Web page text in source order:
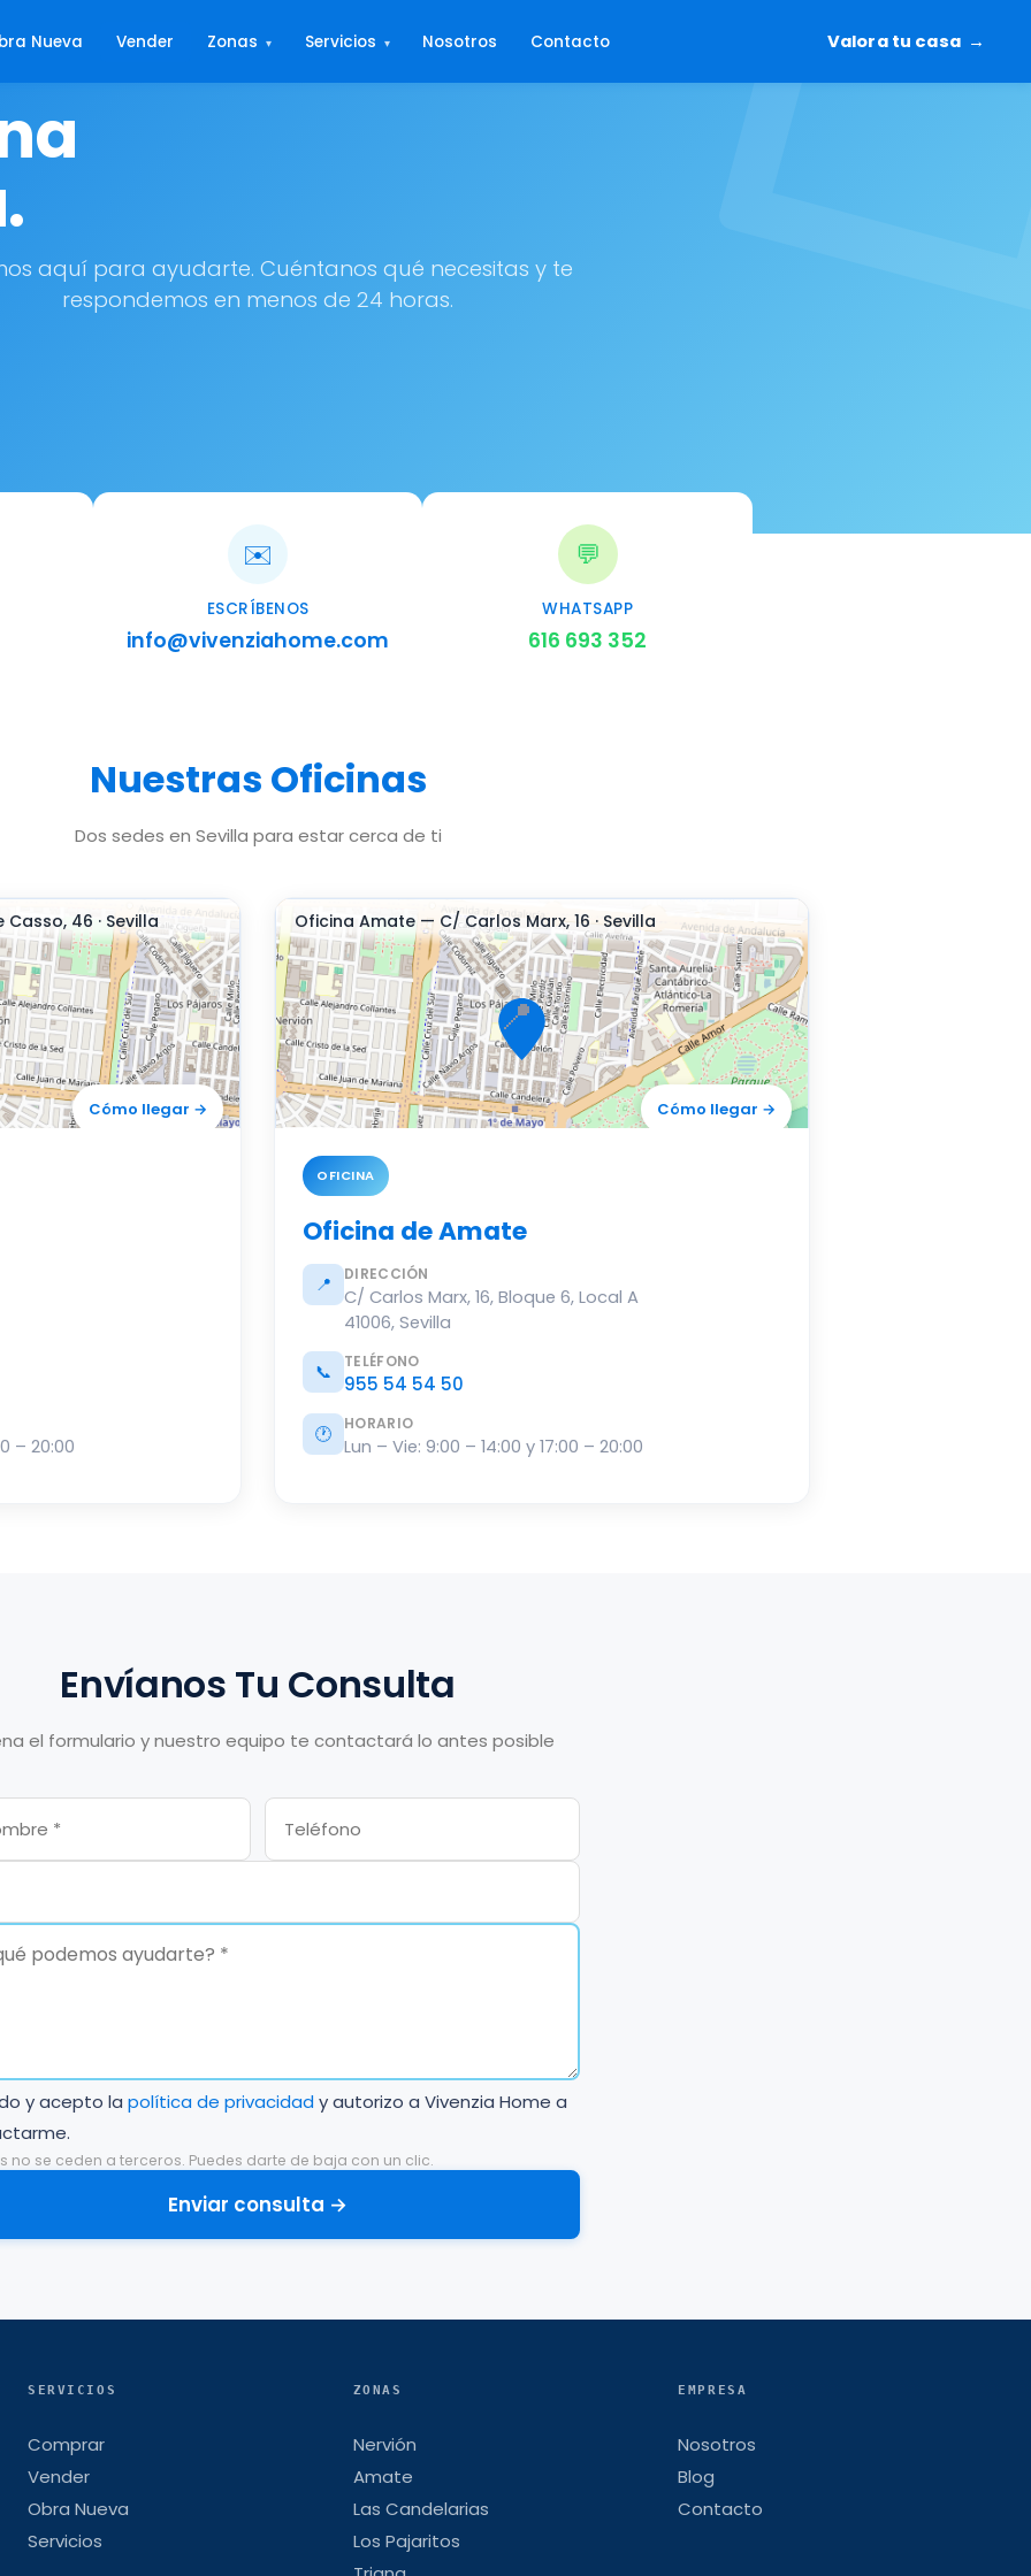
Nueva Vender Zonas ▾ Servicios ▾ Nosotros Contacto Valora tu casa
aquí para ayudarte. Cuéntanos qué necesitas y te
respondemos en menos de 24 horas.
✉️
ESCRÍBENOS
info@vivenziahome.com
💬
WHATSAPP
616 693 352
Nuestras Oficinas
Dos sedes en Sevilla para estar cerca de ti
46 · Sevilla
Cómo llegar →
– 20:00
📍
Oficina Amate — C/ Carlos Marx, 16 · Sevilla
Cómo llegar →
OFICINA
Oficina de Amate
📍 DIRECCIÓN
C/ Carlos Marx, 16, Bloque 6, Local A
41006, Sevilla
📞 TELÉFONO
955 54 54 50
🕐 HORARIO
Lun – Vie: 9:00 – 14:00 y 17:00 – 20:00
Envíanos Tu Consulta
el formulario y nuestro equipo te contactará lo antes posible
y acepto la política de privacidady autorizo a Vivenzia Home a
no se ceden a terceros. Puedes darte de baja con un clic.
Enviar consulta →
SERVICIOS
Comprar
Vender
Obra Nueva
Servicios
ZONAS
Nervión
Amate
Las Candelarias
Los Pajaritos
EMPRESA
Nosotros
Blog
Contacto